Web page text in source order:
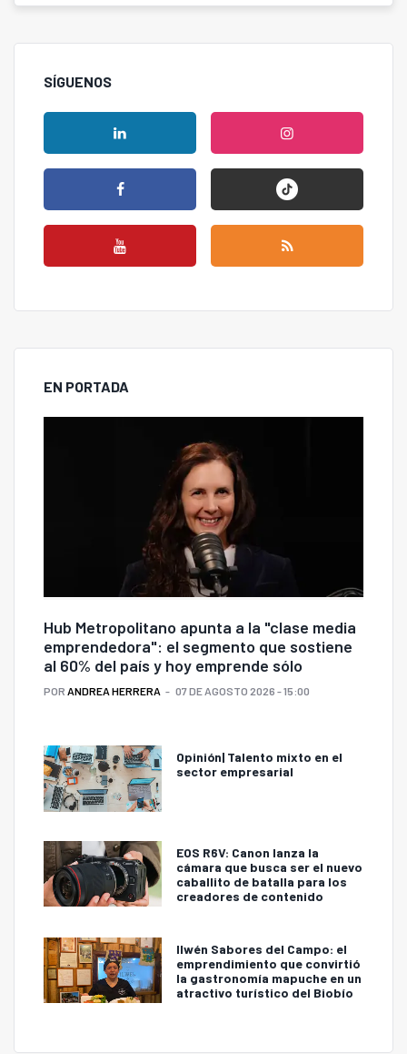
SÍGUENOS
EN PORTADA
Hub Metropolitano apunta a la "clase media
emprendedora": el segmento que sostiene
al 60% del país y hoy emprende sólo
POR ANDREA HERRERA 07 DE AGOSTO 2026 - 15:00
Opinión| Talento mixto en el
sector empresarial
EOS R6V: Canon lanza la
cámara que busca ser el nuevo
caballito de batalla para los
creadores de contenido
Ilwén Sabores del Campo: el
emprendimiento que convirtió
la gastronomía mapuche en un
atractivo turístico del Biobío